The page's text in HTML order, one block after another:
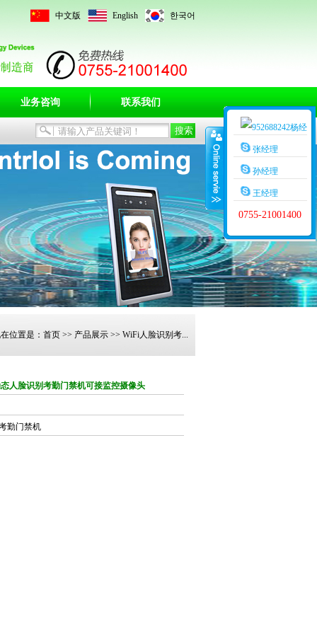
한국어
English
中文版
业务咨询 联系我们
位置是： 首页 >> 产品展示 >> WiFi人脸识别考...
人脸识别考勤门禁机可接监控摄像头
勤门禁机
杨经
理 张经理
孙经理
王经理
0755-21001400